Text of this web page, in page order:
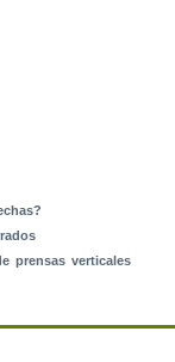
prensas verticales